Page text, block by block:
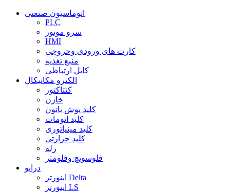
اتوماسیون صنعتی
PLC
سرو موتور
HMI
کارت های ورودی وخروجی
منبع تغذیه
کابل ارتباطی
الکترو مکانیکال
کنتاکتور
خازن
کلید پوش باتون
کلید اتومات
کلید مینیاتوری
کلید حرارتی
رله
فلوسویچ وفلومتر
درایو
اینورتر Delta
اینورتر LS